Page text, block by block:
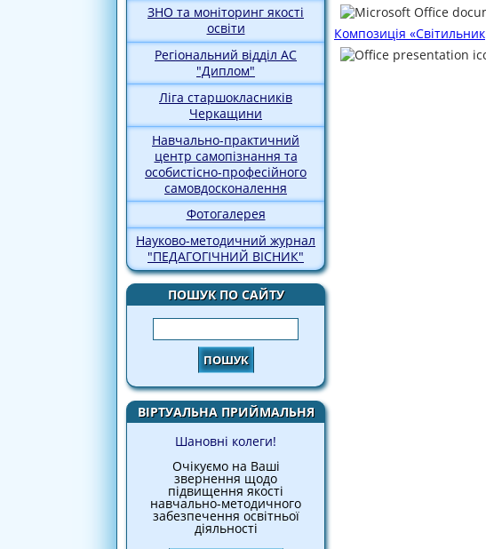
ЗНО та моніторинг якості
освіти
Регіональний відділ АС
"Диплом"
Ліга старшокласників
Черкащини
Навчально-практичний
центр самопізнання та
особистісно-професійного
самовдосконалення
Фотогалерея
Науково-методичний журнал
"ПЕДАГОГІЧНИЙ ВІСНИК"
ПОШУК ПО САЙТУ
Пошук
ВІРТУАЛЬНА ПРИЙМАЛЬНЯ
Шановні колеги!
Очікуємо на Ваші
звернення щодо
підвищення якості
навчально-методичного
забезпечення освітньої
діяльності
Композиція «Світильник